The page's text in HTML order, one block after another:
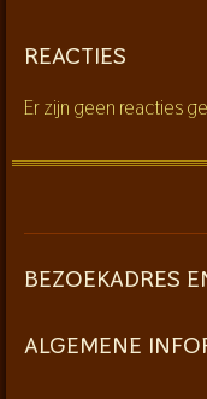
REACTIES
Er zijn geen reacties
BEZOEKADRES
ALGEMENE